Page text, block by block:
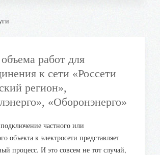
работ для
к сети «Россети
регион»,
«Оборонэнерго»
частного или
объекта к электросети представляет
процесс. И это совсем не тот случай,